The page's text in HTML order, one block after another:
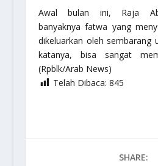
Awal bulan ini, Raja
banyaknya fatwa yang
dikeluarkan oleh sembarang
katanya, bisa sangat
(Rpblk/Arab News)
Telah Dibaca: 845
SHARE: